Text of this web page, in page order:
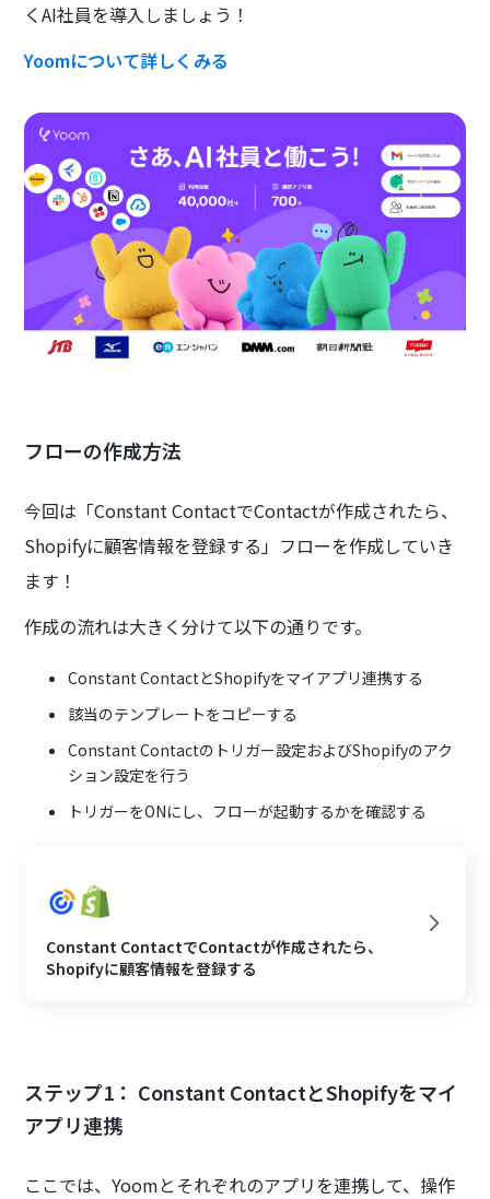
くAI社員を導入しましょう！
Yoomについて詳しくみる
フローの作成方法
今回は「Constant ContactでContactが作成されたら、
Shopifyに顧客情報を登録する」フローを作成していき
ます！
作成の流れは大きく分けて以下の通りです。
Constant ContactとShopifyをマイアプリ連携する
該当のテンプレートをコピーする
Constant Contactのトリガー設定およびShopifyのアク
ション設定を行う
トリガーをONにし、フローが起動するかを確認する
Constant ContactでContactが作成されたら、
Shopifyに顧客情報を登録する
ステップ1： Constant ContactとShopifyをマイ
アプリ連携
ここでは、Yoomとそれぞれのアプリを連携して、操作